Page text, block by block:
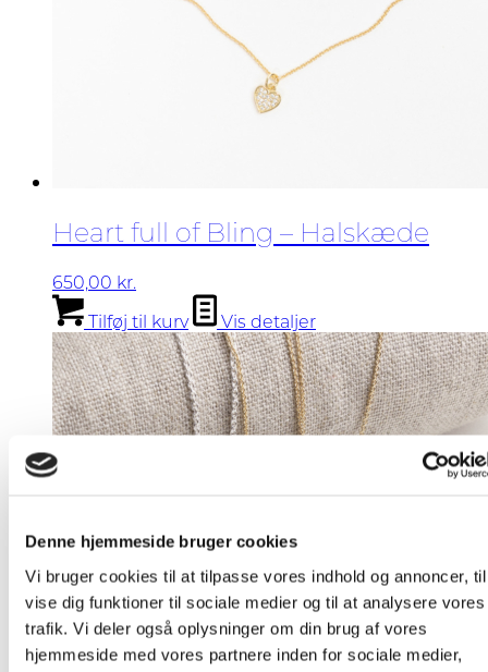
Denne hjemmeside bruger cookies
Vi bruger cookies til at tilpasse vores indhold og annoncer,
vise dig funktioner til sociale medier og til at analysere vores
trafik. Vi deler også oplysninger om din brug af vores
hjemmeside med vores partnere inden for sociale medier,
Heart full of Bling – Halskæde
650,00 kr.
Tilføj til kurv
Vis detaljer